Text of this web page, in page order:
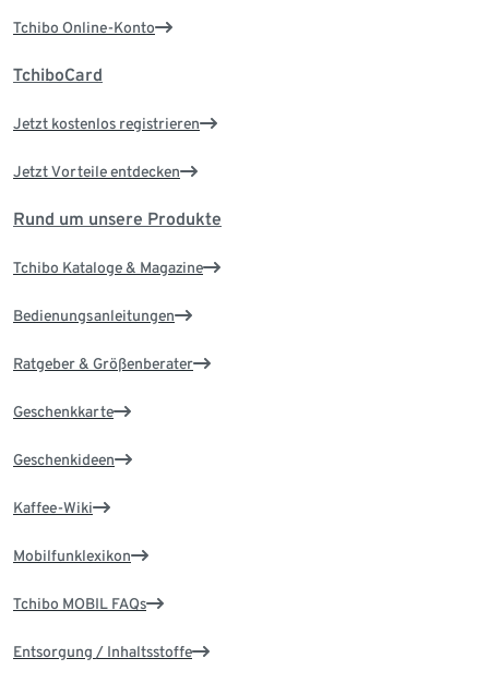
Tchibo Online-Konto
TchiboCard
Jetzt kostenlos registrieren
Jetzt Vorteile entdecken
Rund um unsere Produkte
Tchibo Kataloge & Magazine
Bedienungsanleitungen
Ratgeber & Größenberater
Geschenkkarte
Geschenkideen
Kaffee-Wiki
Mobilfunklexikon
Tchibo MOBIL FAQs
Entsorgung / Inhaltsstoffe